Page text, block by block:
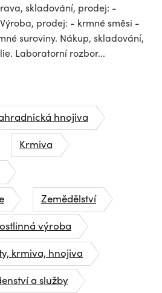
skladování, prodej: -
prodej: - krmné směsi -
suroviny. Nákup, skladování,
Laboratorní rozbor...
hnojiva
Krmiva
Zemědělství
výroba
krmiva, hnojiva
a služby